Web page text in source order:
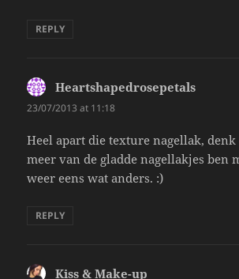
REPLY
Heartshapedrosepetals
23/07/2013 at 11:18
Heel apart die texture nagellak,
meer van de gladde nagellakjes ben
weer eens wat anders. :)
REPLY
Kiss & Make-up